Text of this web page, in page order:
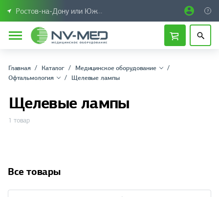
Ростов-на-Дону или Южный Федеральный округ
Главная Каталог
Медицинское оборудование
Офтальмология
Щелевые лампы
Щелевые лампы
1 товар
Все товары